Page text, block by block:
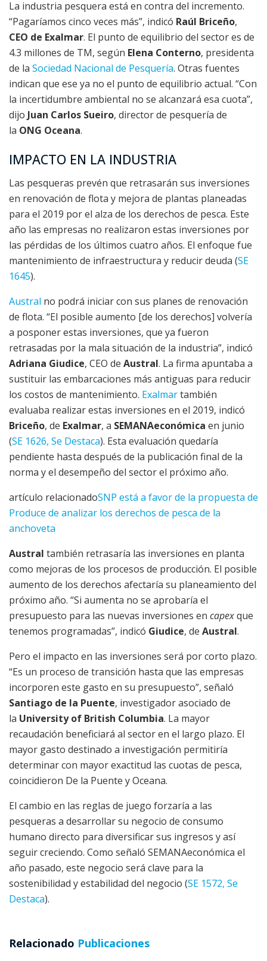
La industria pesquera está en contra del incremento.
“Pagaríamos cinco veces más”, indicó Raúl Briceño,
CEO de Exalmar. El punto de equilibrio del sector es de
4.3 millones de TM, según Elena Conterno, presidenta
de la Sociedad Nacional de Pesquería. Otras fuentes
indican que ese ya no el punto de equilibrio actual. “Con
la incertidumbre ambiental no se alcanzará esa cuota”,
dijo Juan Carlos Sueiro, director de pesquería de
la ONG Oceana.
IMPACTO EN LA INDUSTRIA
Las pesqueras prevén que retrasarán sus inversiones
en renovación de flota y mejora de plantas planeadas
para el 2019 por el alza de los derechos de pesca. Este
año las empresas no realizaron estas inversiones por
las pérdidas de los últimos cuatro años. El enfoque fue
mantenimiento de infraestructura y reducir deuda (SE
1645).
Austral no podrá iniciar con sus planes de renovación
de flota. “El posible aumento [de los derechos] volvería
a posponer estas inversiones, que ya fueron
retrasadas por la mala situación de la industria”, indicó
Adriana Giudice, CEO de Austral. La firma apuntaba a
sustituir las embarcaciones más antiguas para reducir
los costos de mantenimiento. Exalmartambién
evaluaba realizar estas inversiones en el 2019, indicó
Briceño, de Exalmar, a SEMANAeconómica en junio
(SE 1626, Se Destaca). Esta evaluación quedaría
pendiente hasta después de la publicación final de la
norma y el desempeño del sector el próximo año.
artículo relacionadoSNP está a favor de la propuesta de
Produce de analizar los derechos de pesca de la
anchoveta
Austral también retrasaría las inversiones en planta
como mejoras de los procesos de producción. El posible
aumento de los derechos afectaría su planeamiento del
próximo año. “Si aumenta no se aprobaría el
presupuesto para las nuevas inversiones en capexque
tenemos programadas”, indicó Giudice, de Austral.
Pero el impacto en las inversiones será por corto plazo.
“Es un proceso de transición hasta que las empresas
incorporen este gasto en su presupuesto”, señaló
Santiago de la Puente, investigador asociado de
la University of British Columbia. La mayor
recaudación beneficiará al sector en el largo plazo. El
mayor gasto destinado a investigación permitiría
determinar con mayor exactitud las cuotas de pesca,
coincidieron De la Puente y Oceana.
El cambio en las reglas de juego forzaría a las
pesqueras a desarrollar su negocio de consumo
humano directo para diversificar sus ingresos y así
seguir creciendo. Como señaló SEMANAeconómica el
año pasado, este negocio será clave para la
sostenibilidad y estabilidad del negocio (SE 1572, Se
Destaca).
Relacionado Publicaciones